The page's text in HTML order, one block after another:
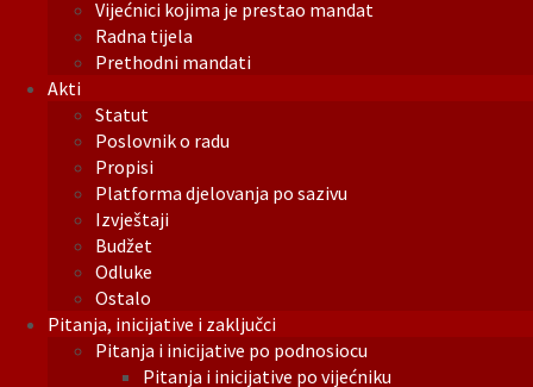
Vijećnici kojima je prestao mandat
Radna tijela
Prethodni mandati
Akti
Statut
Poslovnik o radu
Propisi
Platforma djelovanja po sazivu
Izvještaji
Budžet
Odluke
Ostalo
Pitanja, inicijative i zaključci
Pitanja i inicijative po podnosiocu
Pitanja i inicijative po vijećniku